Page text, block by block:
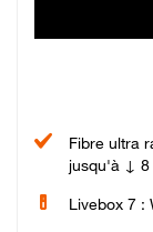
Fibre ultra
jusqu'à ↓
Livebox 7 :